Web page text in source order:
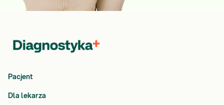
Pacjent
Dla lekarza